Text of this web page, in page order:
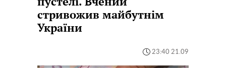
стривожив майбутнім
України
23:40 21.09